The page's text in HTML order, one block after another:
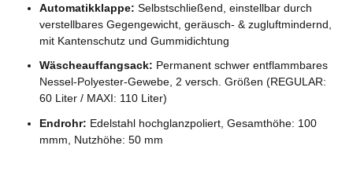
Automatikklappe: Selbstschließend, einstellbar durch
verstellbares Gegengewicht, geräusch- & zugluftmindernd,
mit Kantenschutz und Gummidichtung
Wäscheauffangsack: Permanent schwer entflammbares
Nessel-Polyester-Gewebe, 2 versch. Größen (REGULAR:
60 Liter / MAXI: 110 Liter)
Endrohr: Edelstahl hochglanzpoliert, Gesamthöhe: 100
mmm, Nutzhöhe: 50 mm